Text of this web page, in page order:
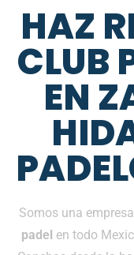
HAZ
CLUB
EN
Somos una
padel en todo